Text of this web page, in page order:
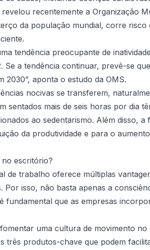
recentemente a Organização
da população mundial, corre
tendência preocupante de
Se a tendência continuar, prevê-se
2030”, aponta o estudo da OMS.
nocivas se transferem,
sentados mais de seis horas por dia
ao sedentarismo. Além disso,
da produtividade e para o
escritório?
de trabalho oferece múltiplas
Por isso, não basta apenas a
fundamental que as empresas
uma cultura de movimento
três produtos-chave que podem